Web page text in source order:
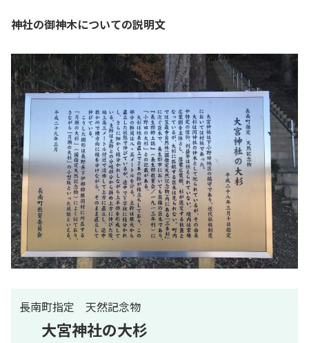
神社の御神木についての説明文
長南町指定 天然記念物
大宮神社の大杉